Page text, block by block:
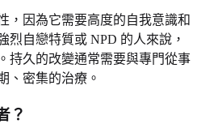
，因為它需要高度的自我意識和
烈自戀特質或 NPD 的人來說，
持久的改變通常需要與專門從事
、密集的治療。
？